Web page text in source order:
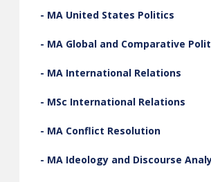
- MA United States Politics
- MA Global and Comparative
- MA International Relations
- MSc International Relations
- MA Conflict Resolution
- MA Ideology and Discourse